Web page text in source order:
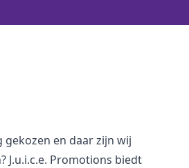
en daar zijn wij
J.u.i.c.e. Promotions biedt